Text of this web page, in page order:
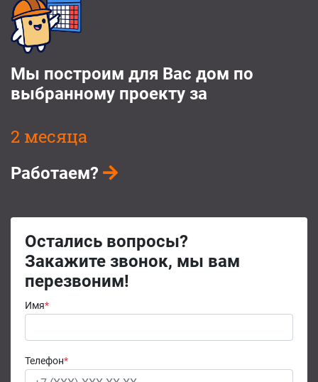
Мы построим для Вас дом по
выбранному проекту за
2 месяца
Работаем?
Остались вопросы?
Закажите звонок, мы вам
перезвоним!
Имя*
Телефон*